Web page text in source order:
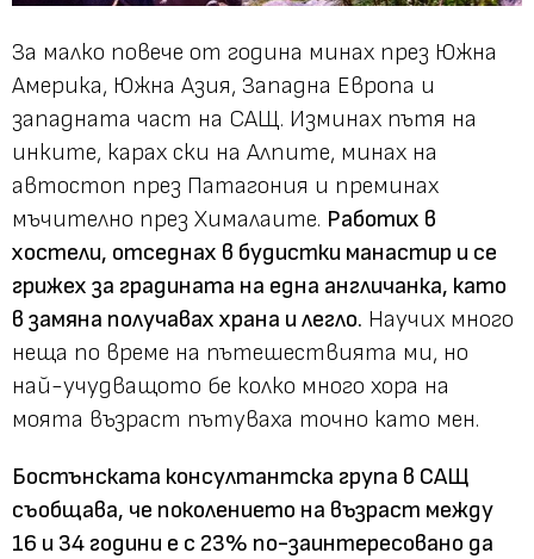
За малко повече от година минах през Южна
Америка, Южна Азия, Западна Европа и
западната част на САЩ. Изминах пътя на
инките, карах ски на Алпите, минах на
автостоп през Патагония и преминах
мъчително през Хималаите. Работих в
хостели, отседнах в будистки манастир и се
грижех за градината на една англичанка, като
в замяна получавах храна и легло. Научих много
неща по време на пътешествията ми, но
най-учудващото бе колко много хора на
моята възраст пътуваха точно като мен.
Бостънската консултантска група в САЩ
съобщава, че поколението на възраст между
16 и 34 години е с 23% по-заинтересовано да